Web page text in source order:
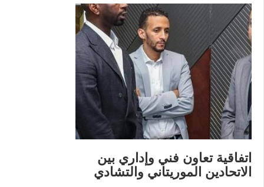
اتفاقية تعاون فني وإداري بين
الاتحادين الموريتاني والتشادي